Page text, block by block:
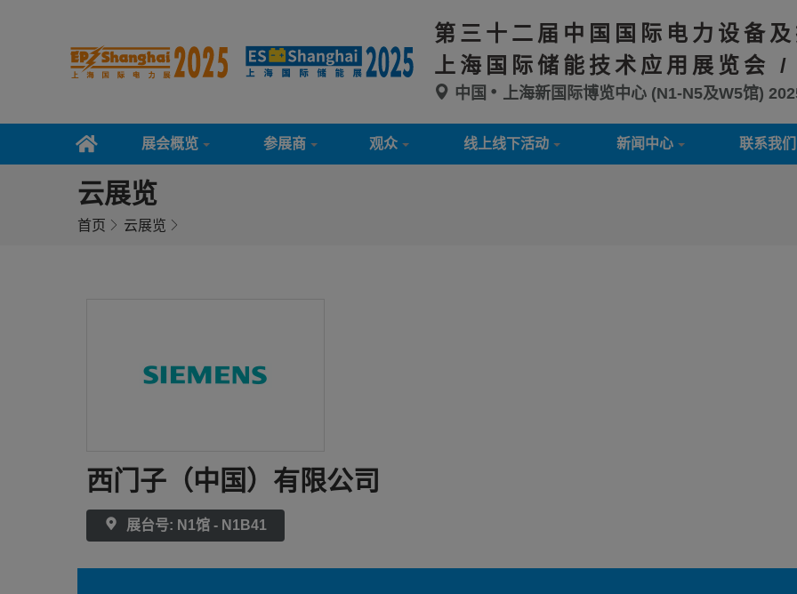
第三十二届中国国际电力设备
上海国际储能技术应用展览会 /
中国 上海新国际博览中心 (N1-N5及W5馆)
展会概览 参展商 观众 线上线下活动 新闻中心 联系我们
云展览
首页 云展览
西门子（中国）有限公司
展台号: N1馆 - N1B41